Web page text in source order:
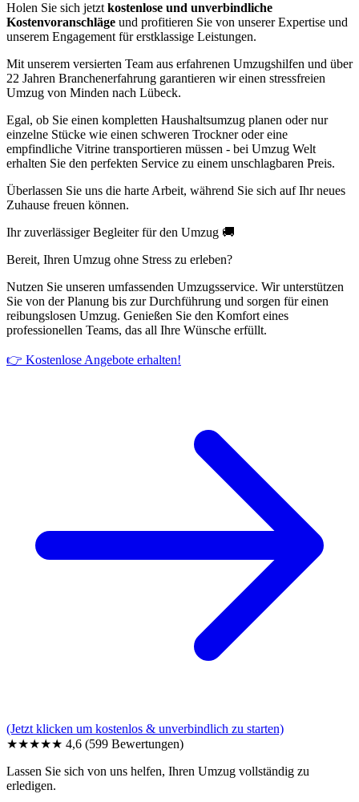
Holen Sie sich jetzt kostenlose und unverbindliche
Kostenvoranschläge und profitieren Sie von unserer Expertise und
unserem Engagement für erstklassige Leistungen.
Mit unserem versierten Team aus erfahrenen Umzugshilfen und über
22 Jahren Branchenerfahrung garantieren wir einen stressfreien
Umzug von Minden nach Lübeck.
Egal, ob Sie einen kompletten Haushaltsumzug planen oder nur
einzelne Stücke wie einen schweren Trockner oder eine
empfindliche Vitrine transportieren müssen - bei Umzug Welt
erhalten Sie den perfekten Service zu einem unschlagbaren Preis.
Überlassen Sie uns die harte Arbeit, während Sie sich auf Ihr neues
Zuhause freuen können.
Ihr zuverlässiger Begleiter für den Umzug 🚚
Bereit, Ihren Umzug ohne Stress zu erleben?
Nutzen Sie unseren umfassenden Umzugsservice. Wir unterstützen
Sie von der Planung bis zur Durchführung und sorgen für einen
reibungslosen Umzug. Genießen Sie den Komfort eines
professionellen Teams, das all Ihre Wünsche erfüllt.
👉 Kostenlose Angebote erhalten!
(Jetzt klicken um kostenlos & unverbindlich zu starten)
★★★★★ 4,6 (599 Bewertungen)
Lassen Sie sich von uns helfen, Ihren Umzug vollständig zu
erledigen.